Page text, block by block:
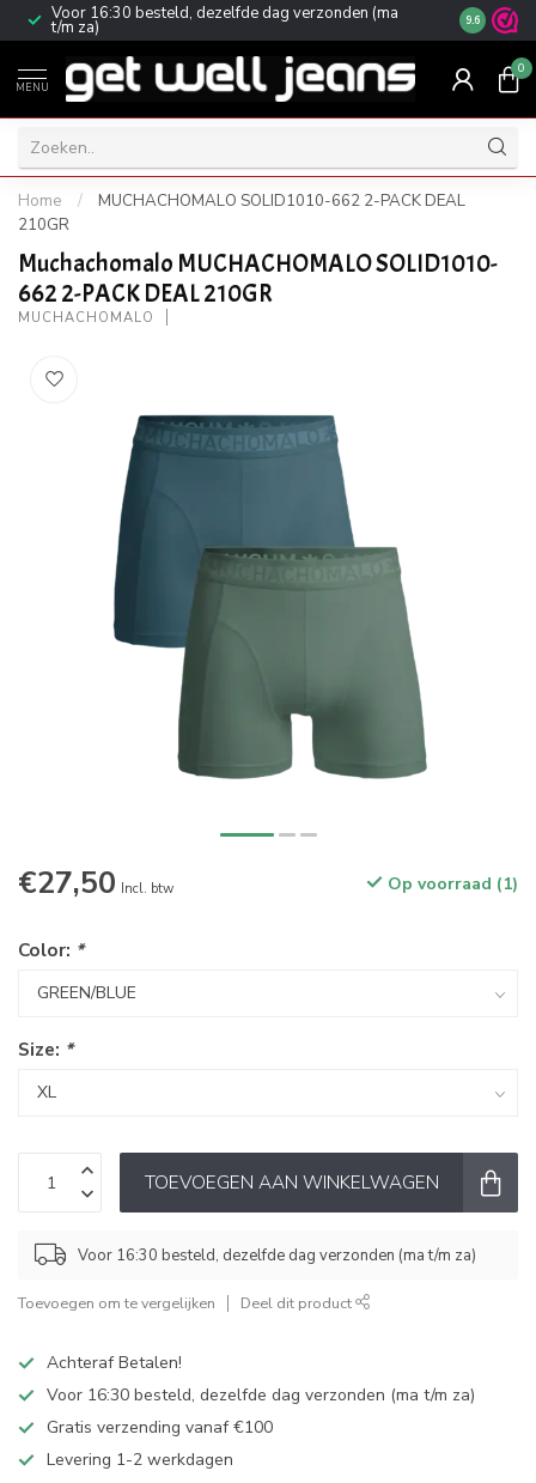
Voor 16:30 besteld, dezelfde dag verzonden (ma
t/m za) Gratis
9.6
MENU
0
Home /
MUCHACHOMALO SOLID1010-662 2-PACK DEAL
210GR
Muchachomalo MUCHACHOMALO SOLID1010-
662 2-PACK DEAL 210GR
MUCHACHOMALO
€27,50 Incl. btw Op voorraad (1)
Color: *
Size: *
TOEVOEGEN AAN WINKELWAGEN
Voor 16:30 besteld, dezelfde dag verzonden (ma t/m za)
Toevoegen om te vergelijken Deel dit product
Achteraf Betalen!
Voor 16:30 besteld, dezelfde dag verzonden (ma t/m za)
Gratis verzending vanaf €100
Levering 1-2 werkdagen